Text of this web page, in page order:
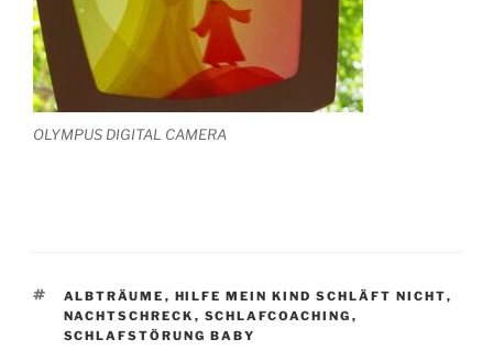
OLYMPUS DIGITAL CAMERA
SCHLAGWÖRTER
ALBTRÄUME , HILFE MEIN KIND SCHLÄFT NICHT,
NACHTSCHRECK , SCHLAFCOACHING ,
SCHLAFSTÖRUNG BABY